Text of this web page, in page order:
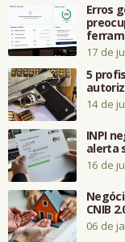
Erros
17 de
5
14 de
INPI
alerta
16 de
CNIB
06 de